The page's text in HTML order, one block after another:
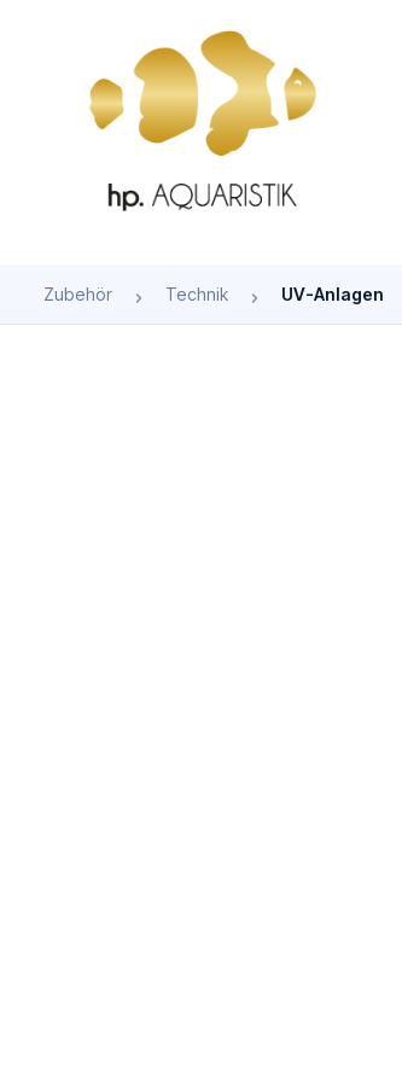
Zur Hauptnavigation springen
Zubehör Technik UV-Anlagen